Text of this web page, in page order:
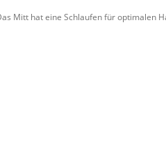
Mitt hat eine Schlaufen für optimalen